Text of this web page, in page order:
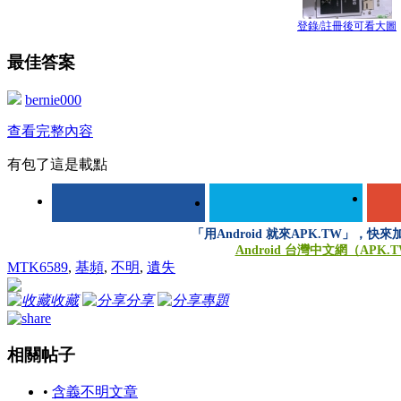
登錄/註冊後可看大圖
最佳答案
bernie000
查看完整內容
有包了這是載點
「用Android 就來APK.TW」，快來
Android 台灣中文網（
MTK6589, 基頻, 不明, 遺失
收藏 分享 專題
相關帖子
• 含義不明文章